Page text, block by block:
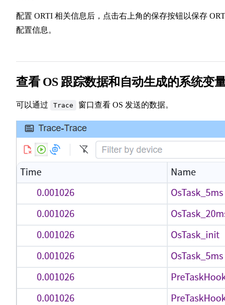
配置 ORTI 相关信息后，点击右上角的保存按钮以保存
配置信息。
查看 OS 跟踪数据和自动生成的系统变
可以通过 Trace 窗口查看 OS 发送的数据。